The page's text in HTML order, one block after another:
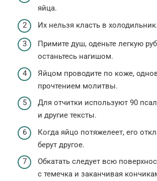
яйца.
Их нельзя класть в холодильник.
Примите душ, оденьте легкую
останьтесь нагишом.
Яйцом проводите по коже,
прочтением молитвы.
Для отчитки используют 90
и другие тексты.
Когда яйцо потяжелеет, его
берут другое.
Обкатать следует всю
с темечка и заканчивая